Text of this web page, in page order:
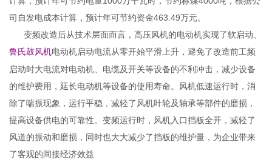
司自发电成本计算，预计年可节约资金463.49万元。
变频改造后从技术层面而言，高压风机的电动机实现了软启动、
鲁氏鼓风机电动机启动电流从零开始平滑上升，避免了改造前工频
启动时大电流对电动机、电缆及开关等设备的不利冲击，减少设备
的维护费用，延长电动机等设备的使用寿命。风机低速运行时，消
除了喘振现象，运行平稳，减轻了风机叶轮及轴承等部件的磨损，
提高设备供电的可靠性。变频运行时，风机入口挡板全开，减轻了
风道的振动和磨损，同时也大大减少了挡板的维护量，为企业带来
了客观的间接经济效益